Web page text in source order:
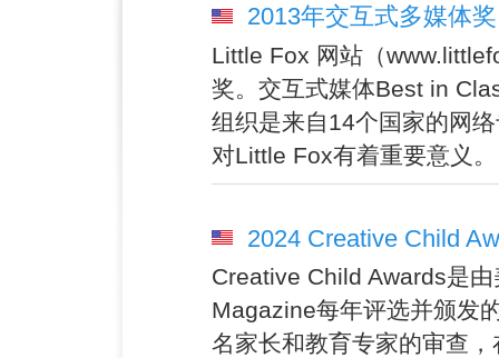
2013年交互式多媒体
Little Fox 网站（
奖。交互式媒体Best in
组织是来自14个国家的网
对Little Fox有着重要意义。
2024 Creative Child
Creative Child Awards是
Magazine每年评选并颁发
名家长和教育专家的审查